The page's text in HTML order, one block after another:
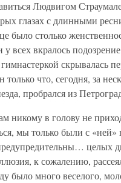
Людвигом
глазах с длинными
было столько
всех вкралось
скрывалась
что, сегодня, за
пробрался из
никому в голову не
мы только были с
целых
к сожалению,
было много веселого,